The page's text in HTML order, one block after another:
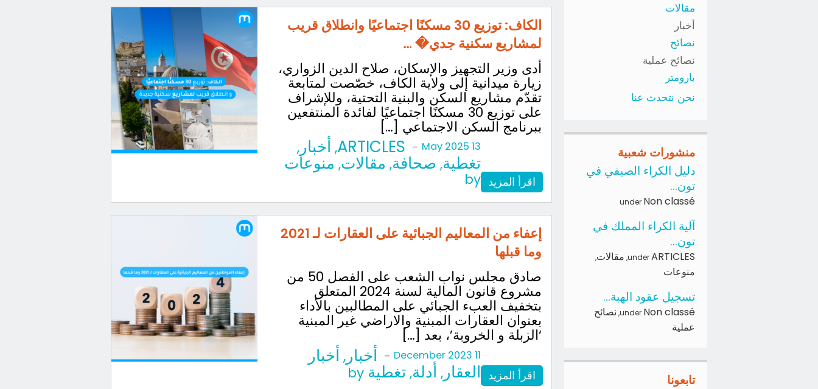
الكاف: توزيع 30 مسكنًا اجتماعيًا وانطلاق قريب
لمشاريع سكنية جدي� …
أدى وزير التجهيز والإسكان، صلاح الدين الزواري،
زيارة ميدانية إلى ولاية الكاف، خصّصت لمتابعة
تقدّم مشاريع السكن والبنية التحتية، وللإشراف
على توزيع 30 مسكنًا اجتماعيًا لفائدة المنتفعين
ببرنامج السكن الاجتماعي […]
اقرأ المزيد
13 May 2025
-
ARTICLES
, أخبار,
تغطية, صحافة, مقالات, منوعات
by
إعفاء من المعاليم الجبائية على العقارات لـ 2021
وما قبلها
صادق مجلس نواب الشعب على الفصل 50 من
مشروع قانون المالية لسنة 2024 المتعلق
بتخفيف العبء الجبائي على المطالبين بالأداء
بعنوان العقارات المبنية والاراضي غير المبنية
‘الزبلة و الخروبة’، بعد […]
اقرأ المزيد
11 December 2023
- أخبار, أخبار
العقار, أدلة,تغطية by
مقالات
أخبار
نصائح
نصائح عملية
بارومتر
نحن نتحدث عنا
منشورات شعبية
دليل الكراء الصيفي في
تون...
under Non classé
آلية الكراء المملك في
تون...
underARTICLES
, مقالات,
منوعات
تسجيل عقود الهبة...
under Non classé
, نصائح
عملية
تابعونا